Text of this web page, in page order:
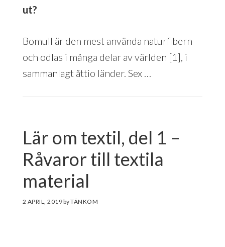
ut?
Bomull är den mest använda naturfibern
och odlas i många delar av världen [1], i
sammanlagt åttio länder. Sex …
Lär om textil, del 1 –
Råvaror till textila
material
2 APRIL, 2019by